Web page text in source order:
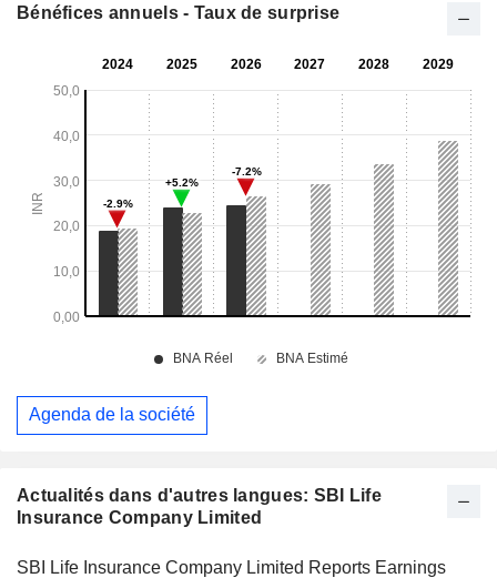
Actualités dans d'autres langues: SBI Life
Insurance Company Limited
SBI Life Insurance Company Limited Reports Earnings
Bénéfices annuels - Taux de surprise
Agenda de la société